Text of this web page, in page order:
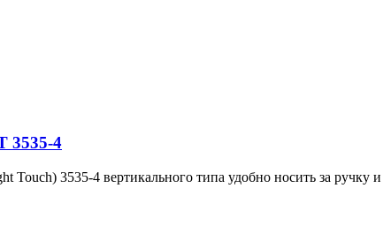
3535-4
Touch) 3535-4 вертикального типа удобно носить за ручку и